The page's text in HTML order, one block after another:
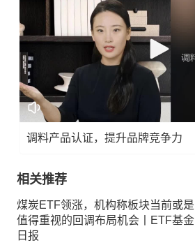
调料产品认证，提升品牌竞争力
相关推荐
煤炭ETF领涨，机构称板块当前或是
值得重视的回调布局机会丨ETF基金
日报